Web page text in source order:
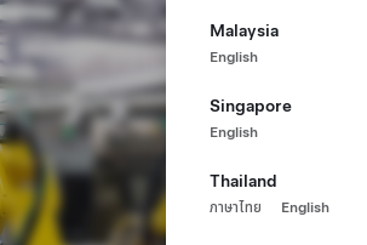
Malaysia
English
Singapore
English
Thailand
ภาษาไทย English